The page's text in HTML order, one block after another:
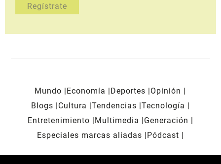
Mundo Economía Deportes
Opinión
Blogs
Cultura Tendencias Tecnología
Entretenimiento
Multimedia
Generación
Especiales marcas aliadas
Pódcast